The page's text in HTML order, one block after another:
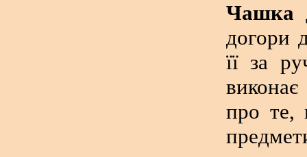
Чашка
догори
її за
про те,